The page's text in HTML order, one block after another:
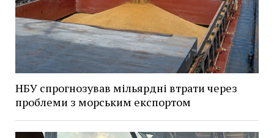
НБУ спрогнозував мільярдні втрати через
проблеми з морським експортом